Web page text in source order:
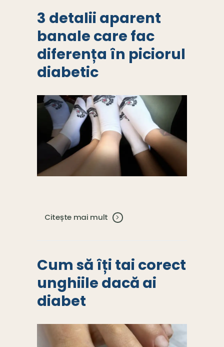
3 detalii aparent
banale care fac
diferența în piciorul
diabetic
Citește mai mult
Cum să îți tai corect
unghiile dacă ai
diabet